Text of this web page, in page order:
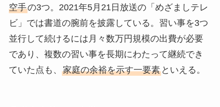
空手の3つ。2021年5月21日放送の「めざましテレ
ビ」では書道の腕前を披露している。習い事を3つ
並行して続けるには月々数万円規模の出費が必要
であり、複数の習い事を長期にわたって継続でき
ていた点も、 家庭の余裕を示す一要素といえる。